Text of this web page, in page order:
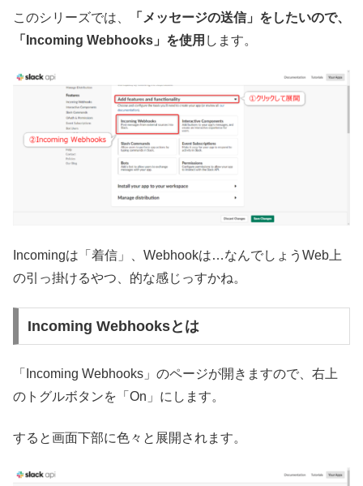
このシリーズでは、
「メッセージの送信」をしたいので、
「Incoming Webhooks」を使用 します。
Incomingは「着信」、Webhookは…なんでしょうWeb上
の引っ掛けるやつ、的な感じっすかね。
Incoming Webhooksとは
「Incoming Webhooks」のページが開きますので、右上
のトグルボタンを「On」にします。
すると画面下部に色々と展開されます。